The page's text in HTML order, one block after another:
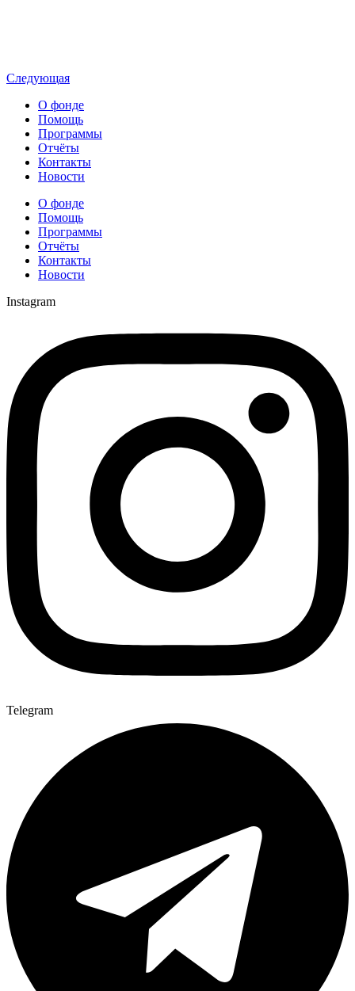
Следующая
О фонде
Помощь
Программы
Отчёты
Контакты
Новости
О фонде
Помощь
Программы
Отчёты
Контакты
Новости
Instagram
Telegram